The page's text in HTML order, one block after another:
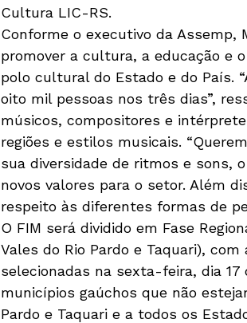
Cultura LIC-RS.
Conforme o executivo da Assemp,
promover a cultura, a educação e
polo cultural do Estado e do País.
oito mil pessoas nos três dias”,
músicos, compositores e
regiões e estilos musicais.
sua diversidade de ritmos e sons,
novos valores para o setor. Além
respeito às diferentes formas de
O FIM será dividido em Fase
Vales do Rio Pardo e Taquari),
selecionadas na sexta-feira, dia 17
municípios gaúchos que não
Pardo e Taquari e a todos os